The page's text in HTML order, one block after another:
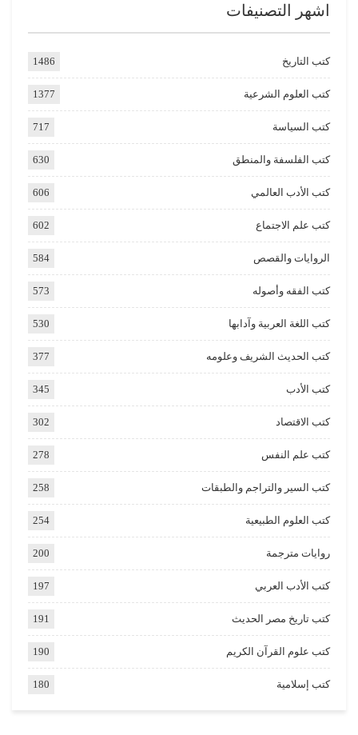
اشهر التصنيفات
كتب التاريخ 1486
كتب العلوم الشرعية 1377
كتب السياسة 717
كتب الفلسفة والمنطق 630
كتب الأدب العالمي 606
كتب علم الاجتماع 602
الروايات والقصص 584
كتب الفقه وأصوله 573
كتب اللغة العربية وآدابها 530
كتب الحديث الشريف وعلومه 377
كتب الأدب 345
كتب الاقتصاد 302
كتب علم النفس 278
كتب السير والتراجم والطبقات 258
كتب العلوم الطبيعية 254
روايات مترجمة 200
كتب الأدب العربي 197
كتب تاريخ مصر الحديث 191
كتب علوم القرآن الكريم 190
كتب إسلامية 180